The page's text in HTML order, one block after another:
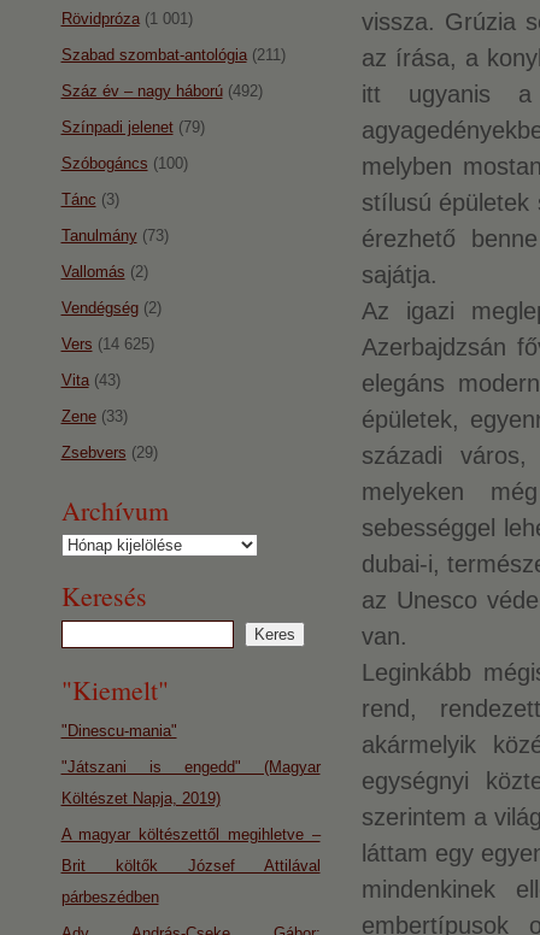
vissza. Grúzia
az írása, a
itt ugyanis a
melyben
stílusú épületek
érezhető
sajátja.
Az igazi
Azerbajdzsán
elegáns
épületek,
századi város,
melyeken
sebességgel
dubai-i,
az Unesco
van.
Leginkább
rend,
akármelyik
egységnyi
szerintem a
láttam egy
mindenkinek
embertípusok
Rövidpróza(1 001)
Szabad szombat-antológia(211)
Száz év – nagy háború(492)
Színpadi jelenet(79)
Szóbogáncs (100)
Tánc (3)
Tanulmány(73)
Vallomás (2)
Vendégség(2)
Vers (14 625)
Vita(43)
Zene(33)
Zsebvers (29)
Archívum
Archívum
Keresés
"Kiemelt"
"Dinescu-mania"
"Játszani is engedd" (Magyar
Költészet Napja, 2019)
A magyar költészettől megihletve –
Brit költők József Attilával
párbeszédben